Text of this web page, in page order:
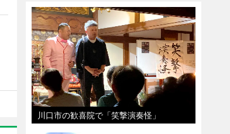
川口市の歓喜院で「笑撃演奏怪」